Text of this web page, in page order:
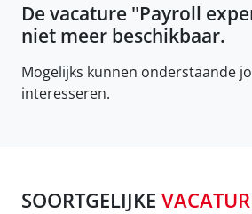
De vacature "Payroll
niet meer beschikbaar.
Mogelijks kunnen onderstaande
interesseren.
SOORTGELIJKE